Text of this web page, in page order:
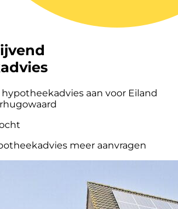
aan voor Eiland
meer aanvragen